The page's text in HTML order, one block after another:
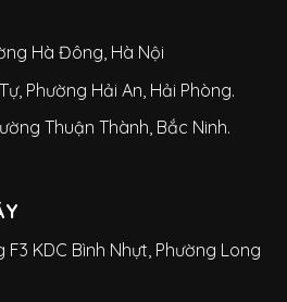
Hà Đông, Hà Nội
Phường Hải An, Hải Phòng.
Thuận Thành, Bắc Ninh.
F3 KDC Bình Nhựt, Phường Long